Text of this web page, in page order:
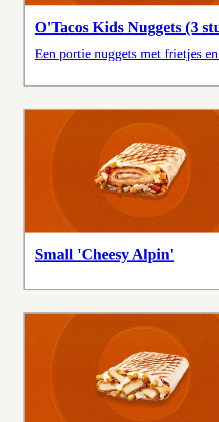
O'Tacos Kids Nuggets (3
Een portie nuggets met frietjes
Small 'Cheesy Alpin'